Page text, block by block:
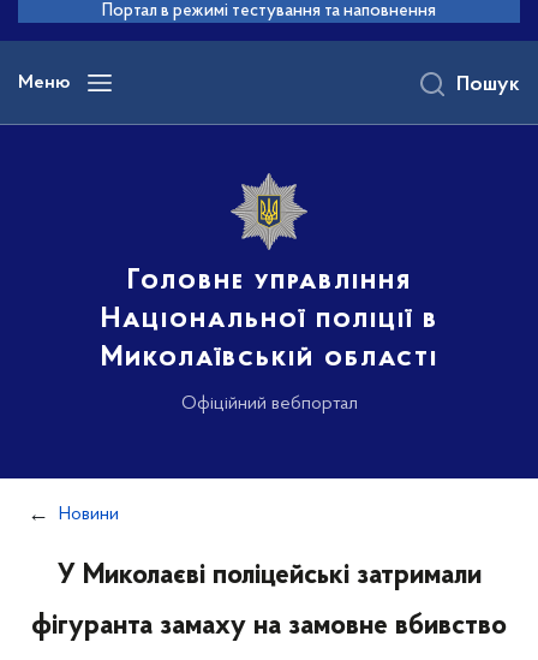
основного
вмісту
Портал в режимі тестування та наповнення
Меню
Головне управління
Національної поліції в
Миколаївській області
Офіційний вебпортал
Пошук
Новини
У Миколаєві поліцейські затримали
фігуранта замаху на замовне вбивство